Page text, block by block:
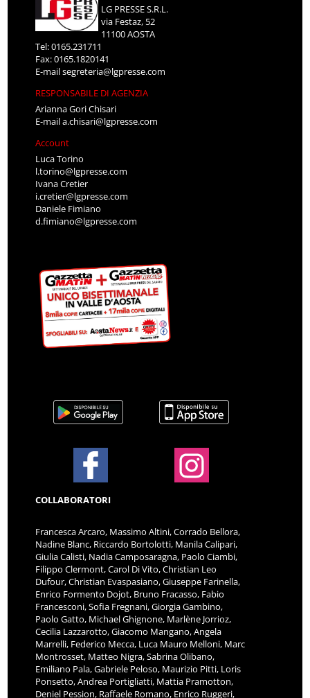
LG PRESSE S.R.L.
via Festaz, 52
11100 AOSTA
Tel: 0165.231711
Fax: 0165.1820141
E-mailsegreteria@lgpresse.com
RESPONSABILE DI AGENZIA
Arianna Gori Chisari
E-maila.chisari@lgpresse.com
Account
Luca Torino
l.torino@lgpresse.com
Ivana Cretier
i.cretier@lgpresse.com
Daniele Fimiano
d.fimiano@lgpresse.com
COLLABORATORI
Francesca Arcaro, Massimo Altini, Corrado Bellora,
Nadine Blanc, Riccardo Bortolotti, Manila Calipari,
Giulia Calisti, Nadia Camposaragna, Paolo Ciambi,
Filippo Clermont, Carol Di Vito, Christian Leo
Dufour, Christian Evaspasiano, Giuseppe Farinella,
Enrico Formento Dojot, Bruno Fracasso, Fabio
Francesconi, Sofia Fregnani, Giorgia Gambino,
Paolo Gatto, Michael Ghignone, Marlène Jorrioz,
Cecilia Lazzarotto, Giacomo Mangano, Angela
Marrelli, Federico Mecca, Luca Mauro Melloni, Marc
Montrosset, Matteo Nigra, Sabrina Olibano,
Emiliano Pala, Gabriele Peloso, Maurizio Pitti, Loris
Ponsetto, Andrea Portigliatti, Mattia Pramotton,
Deniel Pession, Raffaele Romano, Enrico Ruggeri,